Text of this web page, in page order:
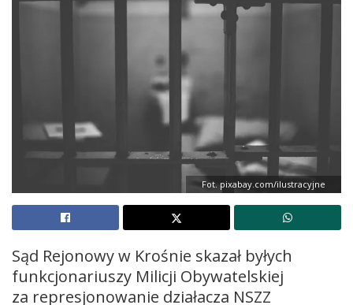
Fot. pixabay.com/ilustracyjne
Sąd Rejonowy w Krośnie skazał byłych
funkcjonariuszy Milicji Obywatelskiej
za represjonowanie działacza NSZZ